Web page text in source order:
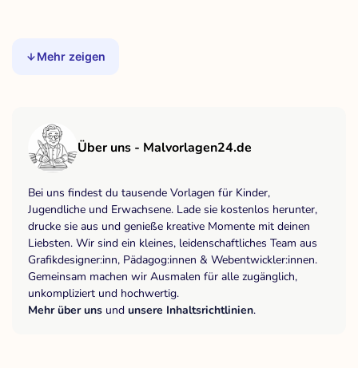
Mehr zeigen
Über uns - Malvorlagen24.de
Bei uns findest du tausende Vorlagen für Kinder,
Jugendliche und Erwachsene. Lade sie kostenlos herunter,
drucke sie aus und genieße kreative Momente mit deinen
Liebsten. Wir sind ein kleines, leidenschaftliches Team aus
Grafikdesigner:inn, Pädagog:innen & Webentwickler:innen.
Gemeinsam machen wir Ausmalen für alle zugänglich,
unkompliziert und hochwertig.
Mehr über uns und unsere Inhaltsrichtlinien.